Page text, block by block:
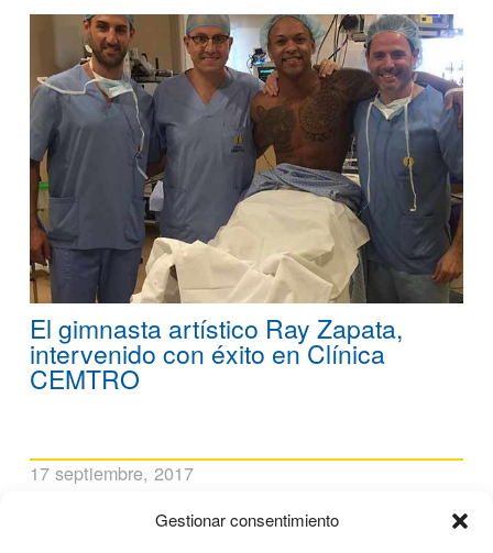
Gestionar consentimiento
El gimnasta artístico Ray Zapata,
intervenido con éxito en Clínica
CEMTRO
17 septiembre, 2017